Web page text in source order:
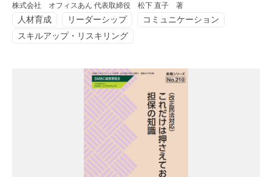
株式会社 オフィスあん 代表取締役 松下 直子 著
人材育成 リーダーシップ
コミュニケーション
スキルアップ・リスキリング